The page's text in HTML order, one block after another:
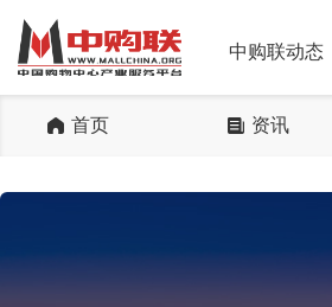
中购联动态
首页 资讯